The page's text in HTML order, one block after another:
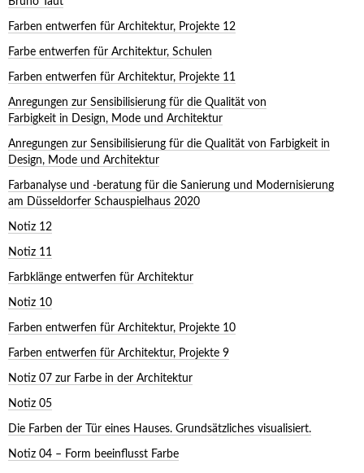
Farben entwerfen für Architektur, Projekte 12
Farbe entwerfen für Architektur, Schulen
Farben entwerfen für Architektur, Projekte 11
Anregungen zur Sensibilisierung für die Qualität von
Farbigkeit in Design, Mode und Architektur
Anregungen zur Sensibilisierung für die Qualität von Farbigkeit in
Design, Mode und Architektur
Farbanalyse und -beratung für die Sanierung und Modernisierung
am Düsseldorfer Schauspielhaus 2020
Notiz 12
Notiz 11
Farbklänge entwerfen für Architektur
Notiz 10
Farben entwerfen für Architektur, Projekte 10
Farben entwerfen für Architektur, Projekte 9
Notiz 07 zur Farbe in der Architektur
Notiz 05
Die Farben der Tür eines Hauses. Grundsätzliches visualisiert.
Notiz 04 – Form beeinflusst Farbe